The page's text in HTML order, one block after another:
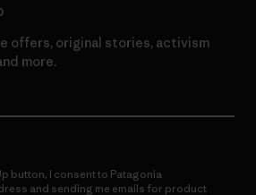
offers, original stories, activism
more.
button, I consent to Patagonia
and sending me emails for product